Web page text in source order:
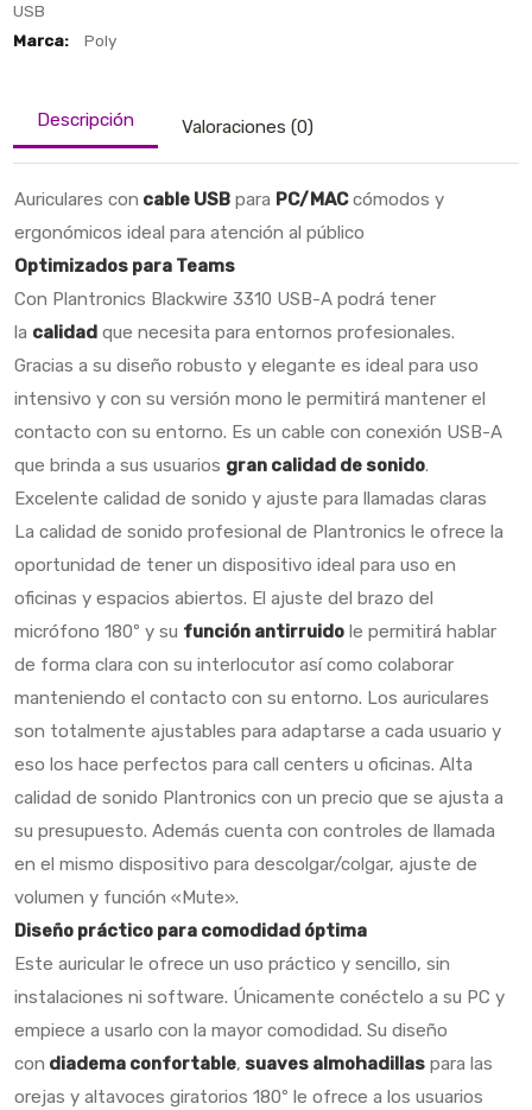
USB
Marca:
Poly
Descripción Valoraciones (0)
Auriculares con cable USB para PC/MACcómodos y
ergonómicos ideal para atención al público
Optimizados para Teams
Con Plantronics Blackwire 3310 USB-A podrá tener
la calidad que necesita para entornos profesionales.
Gracias a su diseño robusto y elegante es ideal para uso
intensivo y con su versión mono le permitirá mantener el
contacto con su entorno. Es un cable con conexión USB-A
que brinda a sus usuarios gran calidad de sonido.
Excelente calidad de sonido y ajuste para llamadas claras
La calidad de sonido profesional de Plantronics le ofrece la
oportunidad de tener un dispositivo ideal para uso en
oficinas y espacios abiertos. El ajuste del brazo del
micrófono 180º y su función antirruido le permitirá hablar
de forma clara con su interlocutor así como colaborar
manteniendo el contacto con su entorno. Los auriculares
son totalmente ajustables para adaptarse a cada usuario y
eso los hace perfectos para call centers u oficinas. Alta
calidad de sonido Plantronics con un precio que se ajusta a
su presupuesto. Además cuenta con controles de llamada
en el mismo dispositivo para descolgar/colgar, ajuste de
volumen y función «Mute».
Diseño práctico para comodidad óptima
Este auricular le ofrece un uso práctico y sencillo, sin
instalaciones ni software. Únicamente conéctelo a su PC y
empiece a usarlo con la mayor comodidad. Su diseño
con diadema confortable, suaves almohadillas para las
orejas y altavoces giratorios 180º le ofrece a los usuarios